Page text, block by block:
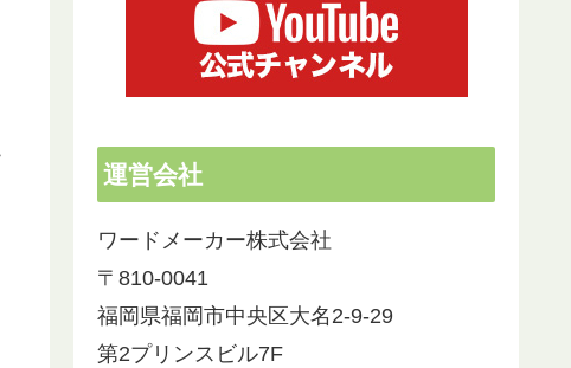
運営会社
ワードメーカー株式会社
〒810-0041
福岡県福岡市中央区大名2-9-29
第2プリンスビル7F